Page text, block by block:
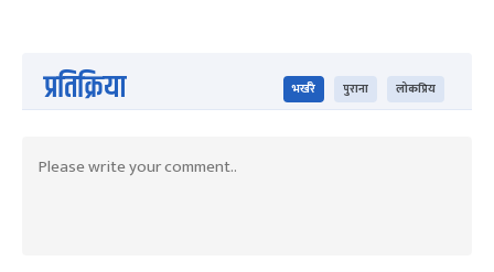
प्रतिक्रिया भर्खरै पुराना लोकप्रिय